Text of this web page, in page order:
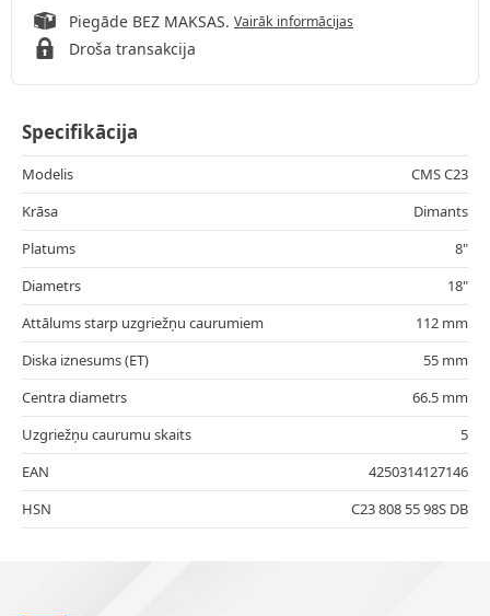
Piegāde BEZ MAKSAS. Vairāk informācijas
Droša transakcija
Specifikācija
Modelis
CMS C23
Krāsa
Dimants
Platums
8"
Diametrs
18"
Attālums starp uzgriežņu caurumiem
112 mm
Diska iznesums (ET)
55 mm
Centra diametrs
66.5 mm
Uzgriežņu caurumu skaits
5
EAN
4250314127146
HSN
C23 808 55 98S DB